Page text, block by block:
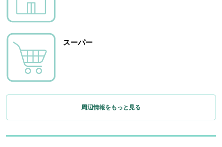
スーパー
周辺情報をもっと見る